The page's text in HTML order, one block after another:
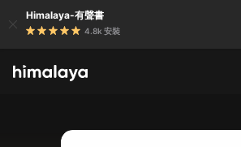
Himalaya-有聲書
4.8k 安裝